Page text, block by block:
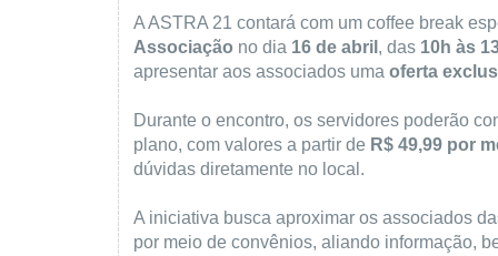
A ASTRA 21 contará com um coffee break
Associação no dia 16 de abril , das 10h às
apresentar aos associados uma oferta
Durante o encontro, os servidores poderão
plano, com valores a partir de R$ 49,99 por
dúvidas diretamente no local.
A iniciativa busca aproximar os associados
por meio de convênios, aliando informação,